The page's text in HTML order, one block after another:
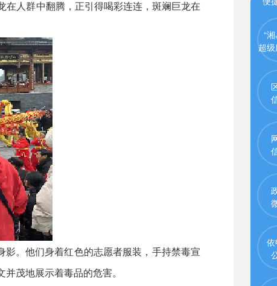
人群中翻腾，正引得喝彩连连，斑斓巨龙在
。他们身着红色的志愿者服装，手持禁毒宣
茂地展示着毒品的危害。
“
超